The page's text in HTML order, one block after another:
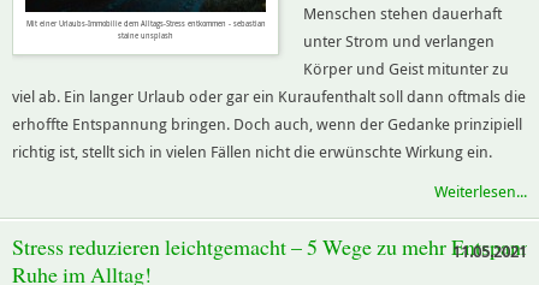
Mit einer Urlaubs-Immobilie dem Alltags-Stress entkommen - sebastian
staine unsplash
Menschen stehen dauerhaft
unter Strom und verlangen
Körper und Geist mitunter zu
viel ab. Ein langer Urlaub oder gar ein Kuraufenthalt soll dann oftmals die
erhoffte Entspannung bringen. Doch auch, wenn der Gedanke prinzipiell
richtig ist, stellt sich in vielen Fällen nicht die erwünschte Wirkung ein.
Weiterlesen...
Stress reduzieren leichtgemacht – 5 Wege zu mehr
Ruhe im Alltag!
11.05.2021